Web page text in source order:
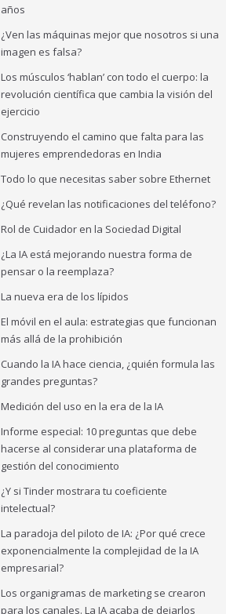
años
¿Ven las máquinas mejor que nosotros si una
imagen es falsa?
Los músculos ‘hablan’ con todo el cuerpo: la
revolución científica que cambia la visión del
ejercicio
Construyendo el camino que falta para las
mujeres emprendedoras en India
Todo lo que necesitas saber sobre Ethernet
¿Qué revelan las notificaciones del teléfono?
Rol de Cuidador en la Sociedad Digital
¿La IA está mejorando nuestra forma de
pensar o la reemplaza?
La nueva era de los lípidos
El móvil en el aula: estrategias que funcionan
más allá de la prohibición
Cuando la IA hace ciencia, ¿quién formula las
grandes preguntas?
Medición del uso en la era de la IA
Informe especial: 10 preguntas que debe
hacerse al considerar una plataforma de
gestión del conocimiento
¿Y si Tinder mostrara tu coeficiente
intelectual?
La paradoja del piloto de IA: ¿Por qué crece
exponencialmente la complejidad de la IA
empresarial?
Los organigramas de marketing se crearon
para los canales. La IA acaba de dejarlos